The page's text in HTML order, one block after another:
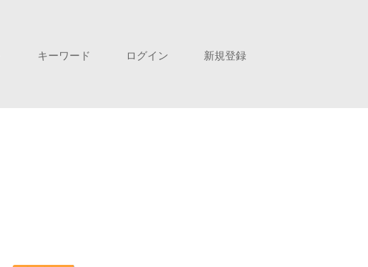
キーワード ログイン
新規登録